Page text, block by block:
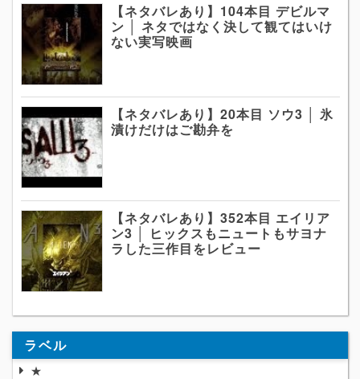
【ネタバレあり】104本目 デビルマ
ン │ ネタではなく決して観てはいけ
ない実写映画
【ネタバレあり】20本目 ソウ3 │ 氷
漬けだけはご勘弁を
【ネタバレあり】352本目 エイリア
ン3 │ ヒックスもニュートもサヨナ
ラした三作目をレビュー
ラベル
★